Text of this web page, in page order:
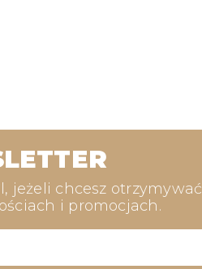
jeżeli chcesz otrzymywać
i promocjach.